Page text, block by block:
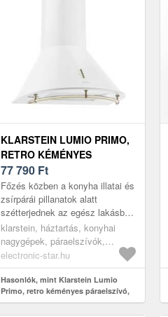
KLARSTEIN LUMIO PRIMO,
RETRO KÉMÉNYES
PÁRAELSZÍVÓ, 60 CM, 430
M³/Ó, FEHÉR
77 790 Ft
Főzés közben a konyha illatai és
zsírpárái pillanatok alatt
szétterjednek az egész lakásban
– ezt mindenki ismeri, aki
szívesen tölt időt a tűzhely...
klarstein, háztartás, konyhai
nagygépek, páraelszívók,
kéményes és fali páraelszívók
electronic-star.hu
Hasonlók, mint Klarstein Lumio
Primo, retro kéményes páraelszívó,
60 cm, 430 m³/ó, fehér